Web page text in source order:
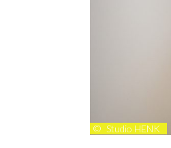
© Studio HENK